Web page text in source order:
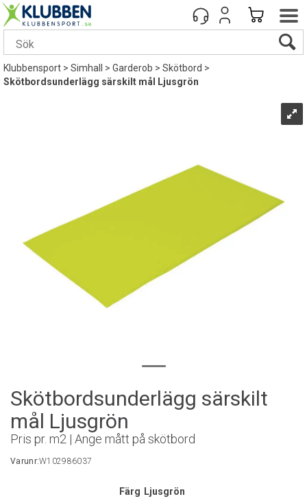
Klubbensport>Simhall >Garderob>Skötbord>
Skötbordsunderlägg särskilt mål Ljusgrön
Skötbordsunderlägg särskilt
mål Ljusgrön
Pris pr. m2 | Ange mått på skötbord
Varunr:W102986037
Färg Ljusgrön